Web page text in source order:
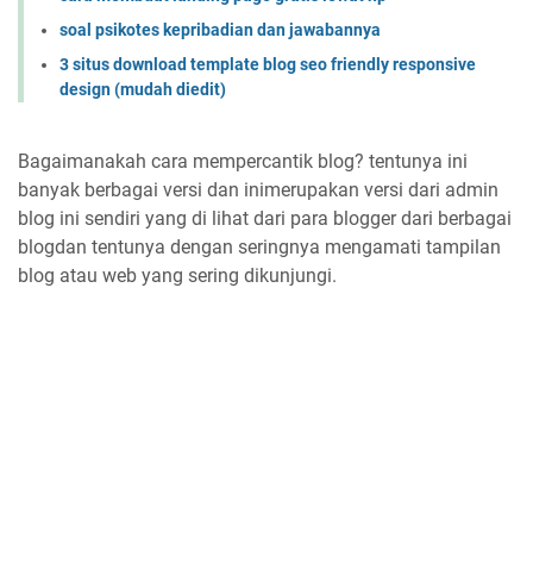
soal psikotes kepribadian dan jawabannya
3 situs download template blog seo friendly responsive
design (mudah diedit)
Bagaimanakah cara mempercantik blog? tentunya ini
banyak berbagai versi dan inimerupakan versi dari admin
blog ini sendiri yang di lihat dari para blogger dari berbagai
blogdan tentunya dengan seringnya mengamati tampilan
blog atau web yang sering dikunjungi.